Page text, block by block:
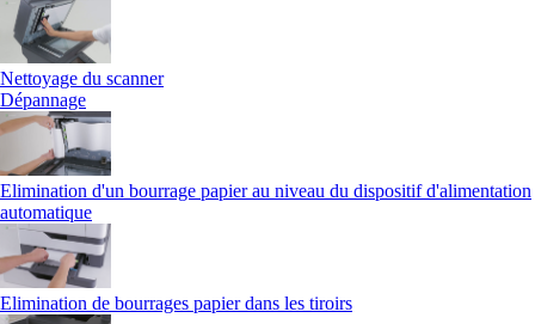
Nettoyage du scanner
Dépannage
Elimination d'un bourrage papier au niveau du dispositif d'alimentation
automatique
Elimination de bourrages papier dans les tiroirs